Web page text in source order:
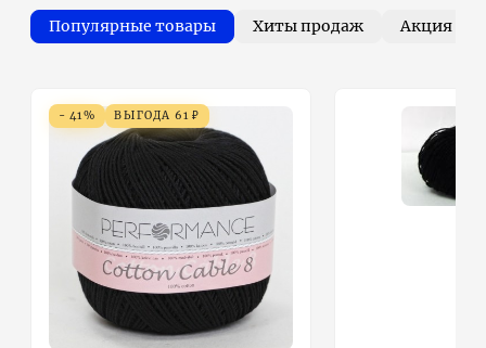
Популярные товары Хиты продаж Акция
- 41% ВЫГОДА 61 ₽